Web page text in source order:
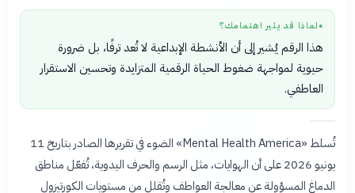
● لماذا قد يثير اهتمامك؟
هذا الرقم يُشير إلى أن الأنشطة الإبداعية لا تُعد ترفًا، بل ضرورة
حيوية لمواجهة ضغوط الحياة الرقمية المتزايدة وتحسين الاستقرار
العاطفي.
تُسلط «Mental Health America» الضوء في تقريرها الصادر بتاريخ 11
يونيو 2026 على أن الهوايات، مثل الرسم والحرف اليدوية، تُفعّل مناطق
الدماغ المسؤولة عن معالجة العواطف وتُقلل من مستويات الكورتيزول